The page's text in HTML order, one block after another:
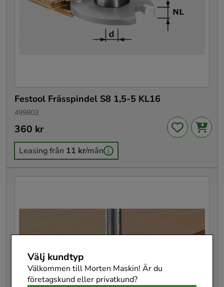
Välj kundtyp
Välkommen till Morten Maskin! Är du
företagskund eller privatkund?
Festool Frässpindel S8 1,5-5 KL16
499803
Pris: 360 kr
360 kr
Leasing från 11 kr/mån